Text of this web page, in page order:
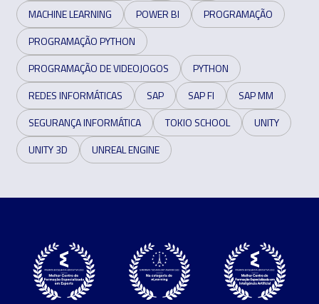
MACHINE LEARNING
POWER BI
PROGRAMAÇÃO
PROGRAMAÇÃO PYTHON
PROGRAMAÇÃO DE VIDEOJOGOS
PYTHON
REDES INFORMÁTICAS
SAP SAP FI
SAP MM
SEGURANÇA INFORMÁTICA
TOKIO SCHOOL
UNITY
UNITY 3D
UNREAL ENGINE